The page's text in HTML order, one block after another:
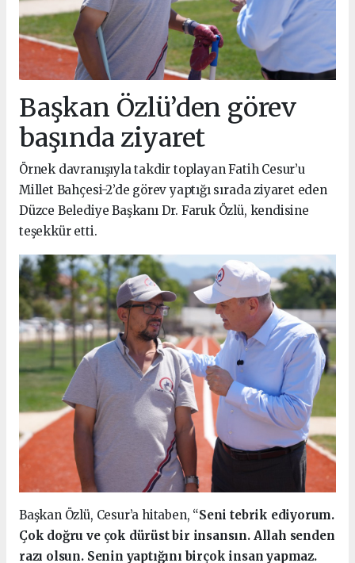
Başkan Özlü’den görev
başında ziyaret
Örnek davranışıyla takdir toplayan Fatih Cesur’u
Millet Bahçesi-2’de görev yaptığı sırada ziyaret eden
Düzce Belediye Başkanı Dr. Faruk Özlü, kendisine
teşekkür etti.
Başkan Özlü, Cesur’a hitaben, “Seni tebrik ediyorum.
Çok doğru ve çok dürüst bir insansın. Allah senden
razı olsun. Senin yaptığını birçok insan yapmaz.